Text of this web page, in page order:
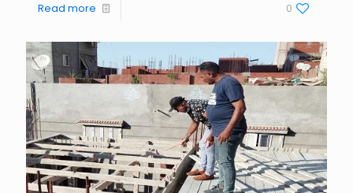
0
Read more